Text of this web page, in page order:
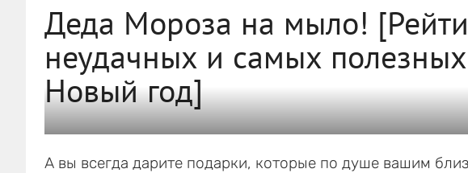
Деда Мороза на мыло!
неудачных и самых
Новый год]
А вы всегда дарите подарки, которые по душе вашим